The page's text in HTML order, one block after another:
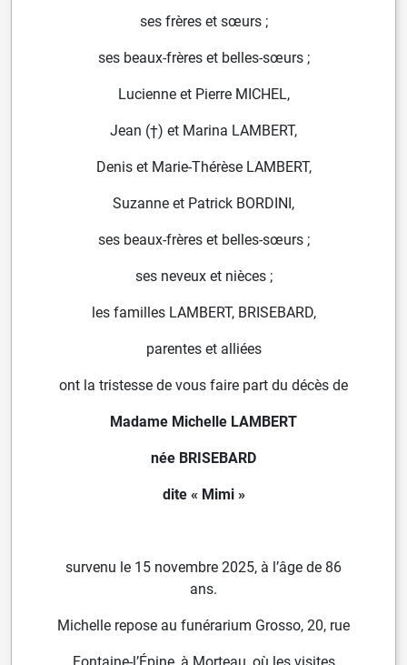
ses frères et sœurs ;
ses beaux-frères et belles-sœurs ;
Lucienne et Pierre MICHEL,
Jean (†) et Marina LAMBERT,
Denis et Marie-Thérèse LAMBERT,
Suzanne et Patrick BORDINI,
ses beaux-frères et belles-sœurs ;
ses neveux et nièces ;
les familles LAMBERT, BRISEBARD,
parentes et alliées
ont la tristesse de vous faire part du décès de
Madame Michelle LAMBERT
née BRISEBARD
dite « Mimi »
survenu le 15 novembre 2025, à l’âge de 86
ans.
Michelle repose au funérarium Grosso, 20, rue